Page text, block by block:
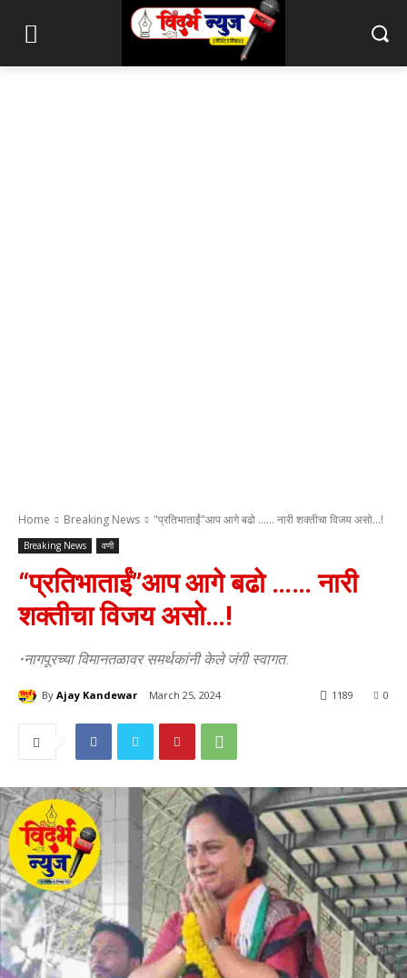
Home Breaking News "प्रतिभाताईं"आप आगे बढो ...... नारी शक्तीचा विजय असो...!
Breaking News वणी
“प्रतिभाताईं”आप आगे बढो …… नारी
शक्तीचा विजय असो…!
•नागपूरच्या विमानतळावर समर्थकांनी केले जंगी स्वागत.
By Ajay Kandewar March 25, 2024 0
1189